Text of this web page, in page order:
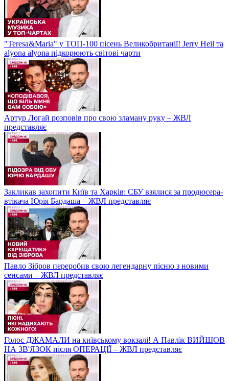
"Teresa&Maria" у ТОП-100 пісень Великобританії! Jerry Heil та
alyona alyona підкорюють світові чарти
Артур Логай розповів про свою зламану руку – ЖВЛ
представляє
Закликав захопити Київ та Харків: СБУ взялися за продюсера-
втікача Юрія Бардаша – ЖВЛ представляє
Павло Зібров переробив свою легендарну пісню з новими
сенсами – ЖВЛ представляє
Голос ДЖАМАЛИ на київському вокзалі! А Павлік ВИЙШОВ
НА ЗВ'ЯЗОК після ОПЕРАЦІЇ – ЖВЛ представляє